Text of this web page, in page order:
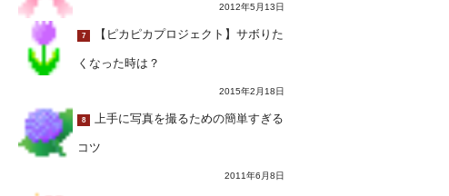
2012年5月13日
7 【ピカピカプロジェクト】サボりた
くなった時は？
2015年2月18日
8 上手に写真を撮るための簡単すぎる
コツ
2011年6月8日